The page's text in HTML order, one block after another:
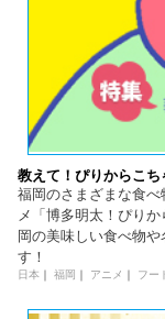
教えて！ぴりからこ
福岡のさまざまな食
メ「博多明太！ぴり
岡の美味しい食べ物
す！
日本｜ 福岡 ｜ アニメ ｜ フー